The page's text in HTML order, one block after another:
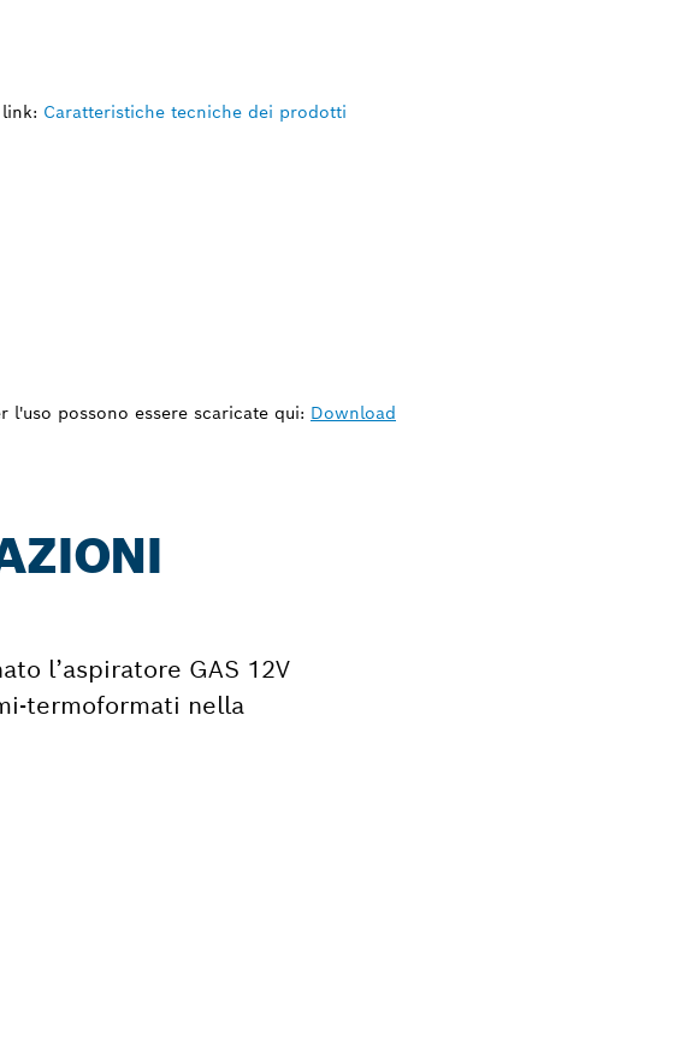
Caratteristiche tecniche dei prodotti
l'uso possono essere scaricate qui: Download
l’aspiratore GAS 12V
termoformati nella